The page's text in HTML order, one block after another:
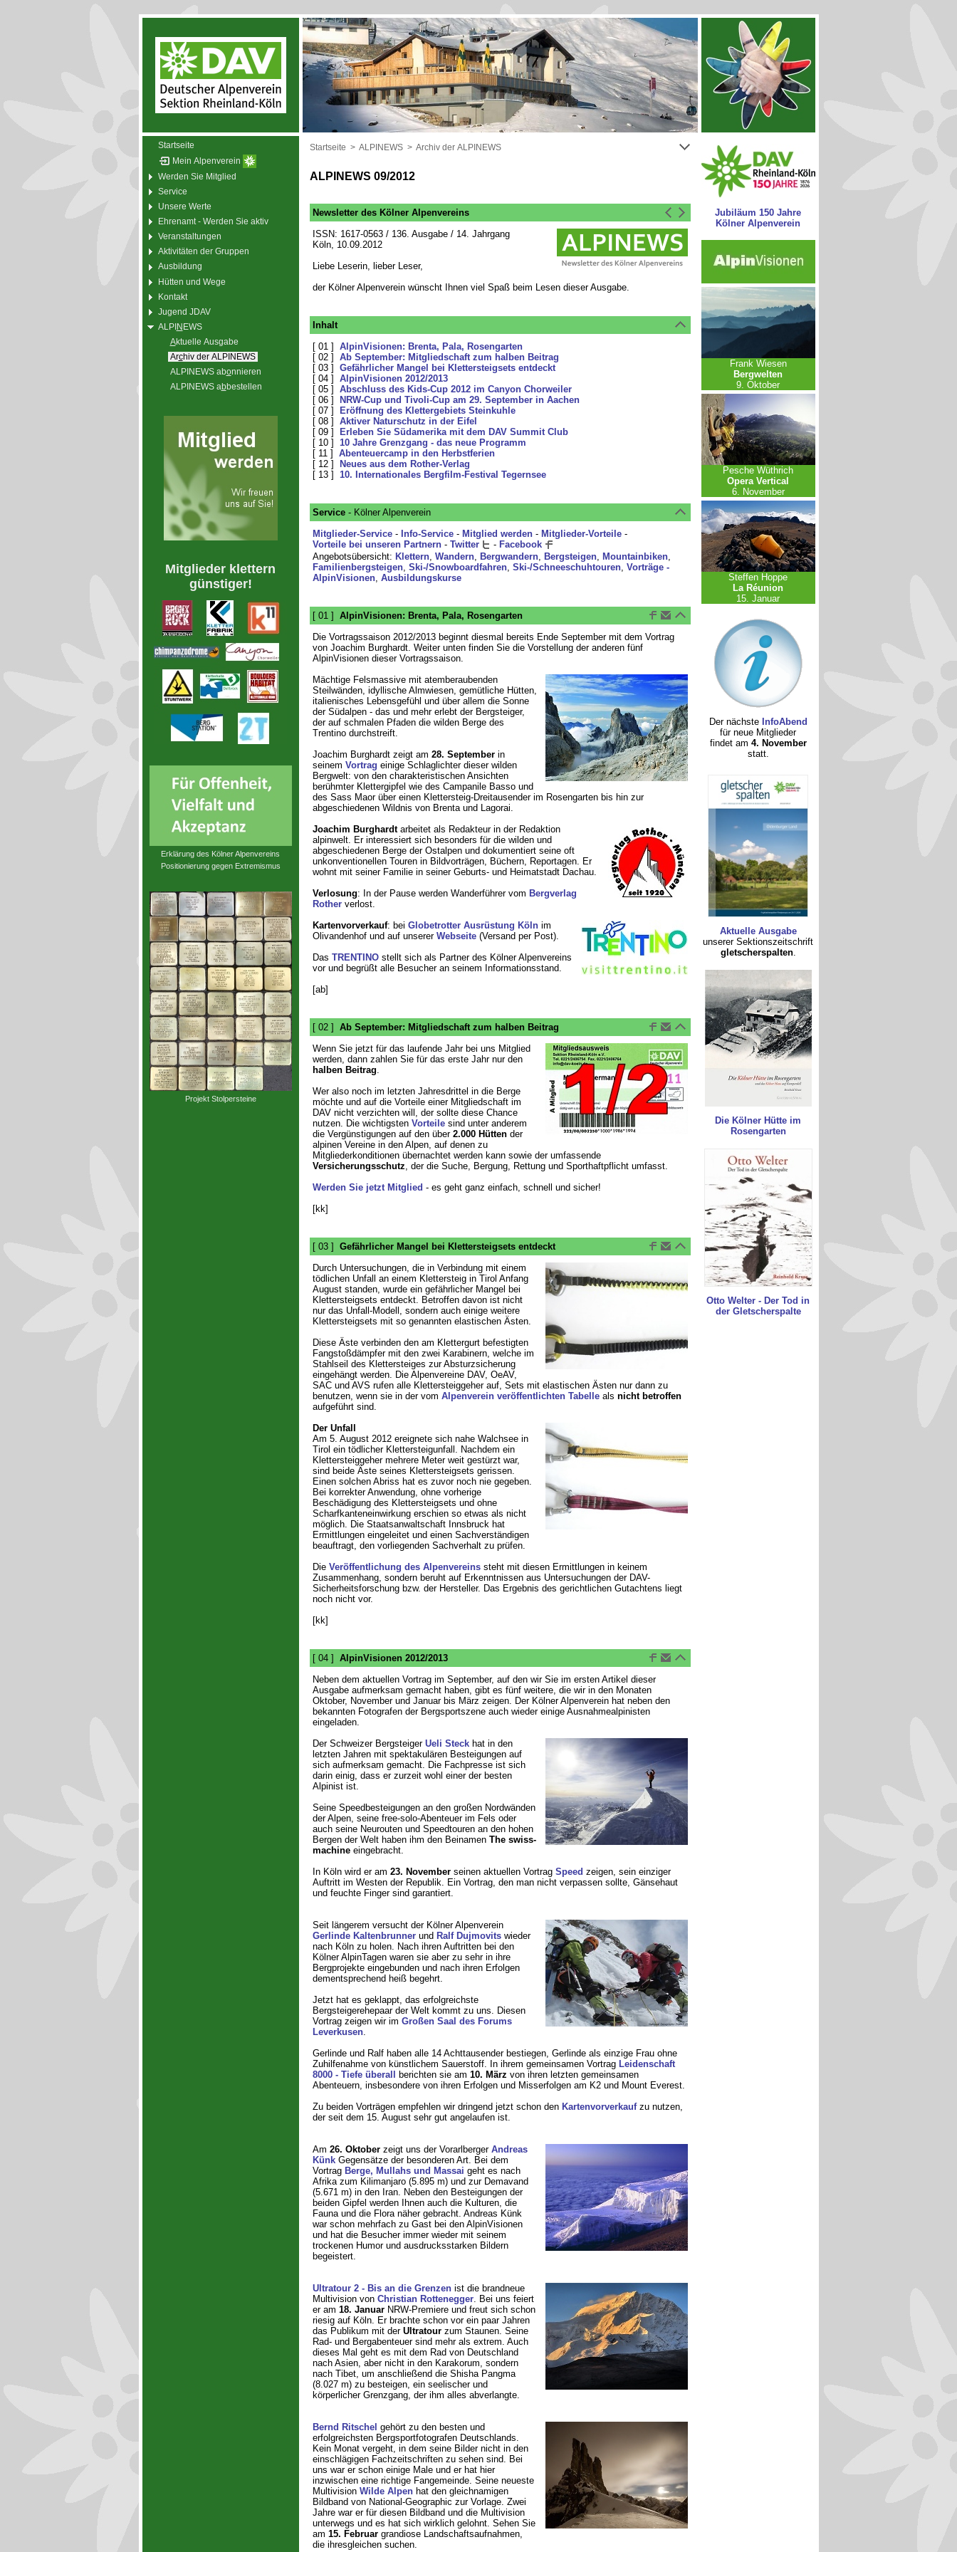
Startseite
Mein Alpenverein
Werden Sie Mitglied
Service
Unsere Werte
Ehrenamt - Werden Sie aktiv
Veranstaltungen
Aktivitäten der Gruppen
Ausbildung
Hütten und Wege
Kontakt
Jugend JDAV
ALPINEWS
Aktuelle Ausgabe
Archiv der ALPINEWS
ALPINEWS abonnieren
ALPINEWS abbestellen
Mitglieder klettern
günstiger!
Erklärung des Kölner Alpenvereins
Positionierung gegen Extremismus
Projekt Stolpersteine
Startseite > ALPINEWS > Archiv der ALPINEWS
ALPINEWS 09/2012
Newsletter des Kölner Alpenvereins
ISSN: 1617-0563 / 136. Ausgabe / 14. Jahrgang
Köln, 10.09.2012
Liebe Leserin, lieber Leser,
der Kölner Alpenverein wünscht Ihnen viel Spaß beim Lesen dieser Ausgabe.
Inhalt
[ 01 ] AlpinVisionen: Brenta, Pala, Rosengarten
[ 02 ] Ab September: Mitgliedschaft zum halben Beitrag
[ 03 ] Gefährlicher Mangel bei Klettersteigsets entdeckt
[ 04 ] AlpinVisionen 2012/2013
[ 05 ] Abschluss des Kids-Cup 2012 im Canyon Chorweiler
[ 06 ]
NRW-Cup und Tivoli-Cup am 29. September in Aachen
[ 07 ]
Eröffnung des Klettergebiets Steinkuhle
[ 08 ] Aktiver Naturschutz in der Eifel
[ 09 ]
Erleben Sie Südamerika mit dem DAV Summit Club
[ 10 ] 10 Jahre Grenzgang - das neue Programm
[ 11 ] Abenteuercamp in den Herbstferien
[ 12 ]
Neues aus dem Rother-Verlag
[ 13 ] 10. Internationales Bergfilm-Festival Tegernsee
Service- Kölner Alpenverein
Mitglieder-Service- Info-Service- Mitglied werden- Mitglieder-Vorteile-
Vorteile bei unseren Partnern- Twitter - Facebook
Angebotsübersicht: Klettern, Wandern, Bergwandern, Bergsteigen, Mountainbiken,
Familienbergsteigen, Ski-/Snowboardfahren, Ski-/Schneeschuhtouren, Vorträge -
AlpinVisionen, Ausbildungskurse
[ 01 ] AlpinVisionen: Brenta, Pala, Rosengarten
Die Vortragssaison 2012/2013 beginnt diesmal bereits Ende September mit dem Vortrag
von Joachim Burghardt. Weiter unten finden Sie die Vorstellung der anderen fünf
AlpinVisionen dieser Vortragssaison.
Mächtige Felsmassive mit atemberaubenden
Steilwänden, idyllische Almwiesen, gemütliche Hütten,
italienisches Lebensgefühl und über allem die Sonne
der Südalpen - das und mehr erlebt der Bergsteiger,
der auf schmalen Pfaden die wilden Berge des
Trentino durchstreift.
Joachim Burghardt zeigt am 28. Septemberin
seinem Vortrag einige Schlaglichter dieser wilden
Bergwelt: von den charakteristischen Ansichten
berühmter Klettergipfel wie des Campanile Basso und
des Sass Maor über einen Klettersteig-Dreitausender im Rosengarten bis hin zur
abgeschiedenen Wildnis von Brenta und Lagorai.
Joachim Burghardtarbeitet als Redakteur in der Redaktion
alpinwelt. Er interessiert sich besonders für die wilden und
abgeschiedenen Berge der Ostalpen und dokumentiert seine oft
unkonventionellen Touren in Bildvorträgen, Büchern, Reportagen. Er
wohnt mit seiner Familie in seiner Geburts- und Heimatstadt Dachau.
Verlosung: In der Pause werden Wanderführer vom Bergverlag
Rotherverlost.
Kartenvorverkauf: bei Globetrotter Ausrüstung Kölnim
Olivandenhof und auf unserer Webseite(Versand per Post).
Das TRENTINOstellt sich als Partner des Kölner Alpenvereins
vor und begrüßt alle Besucher an seinem Informationsstand.
[ab]
[ 02 ] Ab September: Mitgliedschaft zum halben Beitrag
Wenn Sie jetzt für das laufende Jahr bei uns Mitglied
werden, dann zahlen Sie für das erste Jahr nur den
halben Beitrag.
Wer also noch im letzten Jahresdrittel in die Berge
möchte und auf die Vorteile einer Mitgliedschaft im
DAV nicht verzichten will, der sollte diese Chance
nutzen. Die wichtigsten Vorteilesind unter anderem
die Vergünstigungen auf den über 2.000 Hüttender
alpinen Vereine in den Alpen, auf denen zu
Mitgliederkonditionen übernachtet werden kann sowie der umfassende
Versicherungsschutz, der die Suche, Bergung, Rettung und Sporthaftpflicht umfasst.
Werden Sie jetzt Mitglied - es geht ganz einfach, schnell und sicher!
[kk]
[ 03 ] Gefährlicher Mangel bei Klettersteigsets entdeckt
Durch Untersuchungen, die in Verbindung mit einem
tödlichen Unfall an einem Klettersteig in Tirol Anfang
August standen, wurde ein gefährlicher Mangel bei
Klettersteigsets entdeckt. Betroffen davon ist nicht
nur das Unfall-Modell, sondern auch einige weitere
Klettersteigsets mit so genannten elastischen Ästen.
Diese Äste verbinden den am Klettergurt befestigten
Fangstoßdämpfer mit den zwei Karabinern, welche im
Stahlseil des Klettersteiges zur Absturzsicherung
eingehängt werden. Die Alpenvereine DAV, OeAV,
SAC und AVS rufen alle Klettersteiggeher auf, Sets mit elastischen Ästen nur dann zu
benutzen, wenn sie in der vom Alpenverein veröffentlichten Tabelleals nicht betroffen
aufgeführt sind.
Der Unfall
Am 5. August 2012 ereignete sich nahe Walchsee in
Tirol ein tödlicher Klettersteigunfall. Nachdem ein
Klettersteiggeher mehrere Meter weit gestürzt war,
sind beide Äste seines Klettersteigsets gerissen.
Einen solchen Abriss hat es zuvor noch nie gegeben.
Bei korrekter Anwendung, ohne vorherige
Beschädigung des Klettersteigsets und ohne
Scharfkanteneinwirkung erschien so etwas als nicht
möglich. Die Staatsanwaltschaft Innsbruck hat
Ermittlungen eingeleitet und einen Sachverständigen
beauftragt, den vorliegenden Sachverhalt zu prüfen.
Die Veröffentlichung des Alpenvereinssteht mit diesen Ermittlungen in keinem
Zusammenhang, sondern beruht auf Erkenntnissen aus Untersuchungen der DAV-
Sicherheitsforschung bzw. der Hersteller. Das Ergebnis des gerichtlichen Gutachtens liegt
noch nicht vor.
[kk]
[ 04 ] AlpinVisionen 2012/2013
Neben dem aktuellen Vortrag im September, auf den wir Sie im ersten Artikel dieser
Ausgabe aufmerksam gemacht haben, gibt es fünf weitere, die wir in den Monaten
Oktober, November und Januar bis März zeigen. Der Kölner Alpenverein hat neben den
bekannten Fotografen der Bergsportszene auch wieder einige Ausnahmealpinisten
eingeladen.
Der Schweizer Bergsteiger Ueli Steckhat in den
letzten Jahren mit spektakulären Besteigungen auf
sich aufmerksam gemacht. Die Fachpresse ist sich
darin einig, dass er zurzeit wohl einer der besten
Alpinist ist.
Seine Speedbesteigungen an den großen Nordwänden
der Alpen, seine free-solo-Abenteuer im Fels oder
auch seine Neurouten und Speedtouren an den hohen
Bergen der Welt haben ihm den Beinamen The swiss-
machineeingebracht.
In Köln wird er am 23. Novemberseinen aktuellen Vortrag Speed zeigen, sein einziger
Auftritt im Westen der Republik. Ein Vortrag, den man nicht verpassen sollte, Gänsehaut
und feuchte Finger sind garantiert.
Seit längerem versucht der Kölner Alpenverein
Gerlinde Kaltenbrunnerund Ralf Dujmovitswieder
nach Köln zu holen. Nach ihren Auftritten bei den
Kölner AlpinTagen waren sie aber zu sehr in ihre
Bergprojekte eingebunden und nach ihren Erfolgen
dementsprechend heiß begehrt.
Jetzt hat es geklappt, das erfolgreichste
Bergsteigerehepaar der Welt kommt zu uns. Diesen
Vortrag zeigen wir im Großen Saal des Forums
Leverkusen.
Gerlinde und Ralf haben alle 14 Achttausender bestiegen, Gerlinde als einzige Frau ohne
Zuhilfenahme von künstlichem Sauerstoff. In ihrem gemeinsamen Vortrag Leidenschaft
8000 - Tiefe überall
berichten sie am 10. März von ihren letzten gemeinsamen
Abenteuern, insbesondere von ihren Erfolgen und Misserfolgen am K2 und Mount Everest.
Zu beiden Vorträgen empfehlen wir dringend jetzt schon den Kartenvorverkaufzu nutzen,
der seit dem 15. August sehr gut angelaufen ist.
Am 26. Oktoberzeigt uns der Vorarlberger Andreas
KünkGegensätze der besonderen Art. Bei dem
Vortrag Berge, Mullahs und Massai geht es nach
Afrika zum Kilimanjaro (5.895 m) und zur Demavand
(5.671 m) in den Iran. Neben den Besteigungen der
beiden Gipfel werden Ihnen auch die Kulturen, die
Fauna und die Flora näher gebracht. Andreas Künk
war schon mehrfach zu Gast bei den AlpinVisionen
und hat die Besucher immer wieder mit seinem
trockenen Humor und ausdrucksstarken Bildern
begeistert.
Ultratour 2 - Bis an die Grenzenist die brandneue
Multivision von Christian Rottenegger. Bei uns feiert
er am 18. JanuarNRW-Premiere und freut sich schon
riesig auf Köln. Er brachte schon vor ein paar Jahren
das Publikum mit der Ultratourzum Staunen. Seine
Rad- und Bergabenteuer sind mehr als extrem. Auch
dieses Mal geht es mit dem Rad von Deutschland
nach Asien, aber nicht in den Karakorum, sondern
nach Tibet, um anschließend die Shisha Pangma
(8.027 m) zu besteigen, ein seelischer und
körperlicher Grenzgang, der ihm alles abverlangte.
Bernd Ritschel gehört zu den besten und
erfolgreichsten Bergsportfotografen Deutschlands.
Kein Monat vergeht, in dem seine Bilder nicht in den
einschlägigen Fachzeitschriften zu sehen sind. Bei
uns war er schon einige Male und er hat hier
inzwischen eine richtige Fangemeinde. Seine neueste
Multivision Wilde Alpenhat den gleichnamigen
Bildband von National-Geographic zur Vorlage. Zwei
Jahre war er für diesen Bildband und die Multivision
unterwegs und es hat sich wirklich gelohnt. Sehen Sie
am 15. Februargrandiose Landschaftsaufnahmen,
die ihresgleichen suchen.
Jubiläum 150 Jahre
Kölner Alpenverein
Frank Wiesen
Bergwelten
9. Oktober
Pesche Wüthrich
Opera Vertical
6. November
Steffen Hoppe
La Réunion
15. Januar
Der nächste InfoAbend
für neue Mitglieder
findet am 4. November
statt.
Aktuelle Ausgabe
unserer Sektionszeitschrift
gletscherspalten.
Die Kölner Hütte im
Rosengarten
Otto Welter - Der Tod in
der Gletscherspalte